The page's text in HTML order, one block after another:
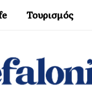
Τουρισμός